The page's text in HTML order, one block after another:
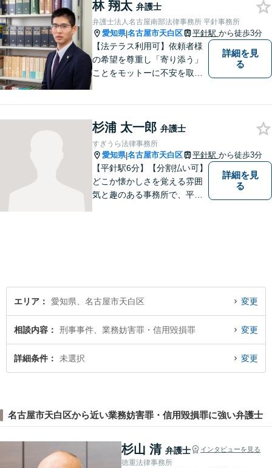
林 翔太 弁護士
弁護士法人名古屋南部法律事務所 平針事務所
愛知県|名古屋市天白区 平針駅 から徒歩3分
【法テラス利用可】依頼者様
の希望を尊重し「寄り添う」
ことをモットーに不安を取り
添った対応が可能です。お気
軽にご相談ください。
詳細を見
る
杉浦 太一郎 弁護士
すぎうら法律事務所
愛知県|名古屋市天白区 平針駅 から徒歩3分
【平針駅6分】【分割払い可】
どこか懐かしさを覚える雰囲
気と趣のある事務所で、平針
詳細を見
る
エリア 愛知県、名古屋市天白区 変更
相談内容 刑事事件、業務妨害罪・信用毀損罪 変更
詳細条件 未選択 変更
名古屋市天白区から近い業務妨害罪・信用毀損罪に強い弁護士
杉山 清 弁護士 インタビューを見る
徳重法律事務所